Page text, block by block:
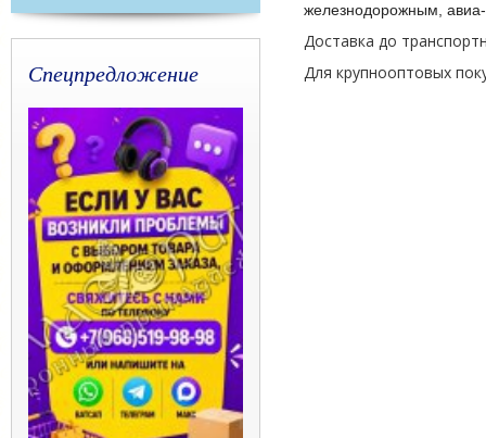
Спецпредложение
железнодорожным,
Доставка до
Для крупнооптовых